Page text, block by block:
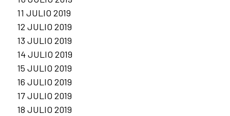
11 JULIO 2019
12 JULIO 2019
13 JULIO 2019
14 JULIO 2019
15 JULIO 2019
16 JULIO 2019
17 JULIO 2019
18 JULIO 2019